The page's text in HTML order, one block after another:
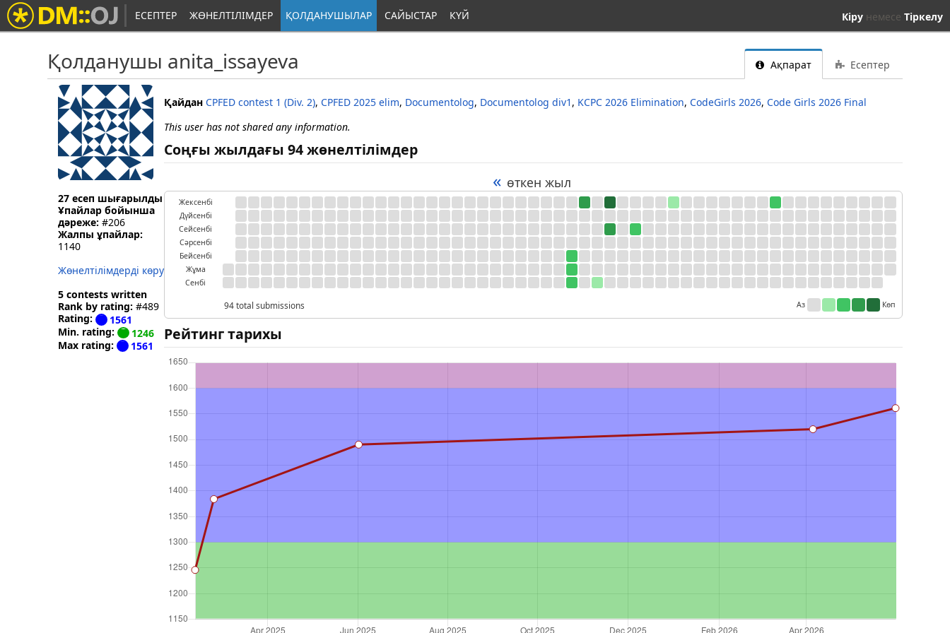
ЕСЕПТЕР ЖӨНЕЛТІЛІМДЕР ҚОЛДАНУШЫЛАР САЙЫСТАР КҮЙ Кіру немесе Тіркелу
Қолданушы anita_issayeva Ақпарат Есептер
27 есеп шығарылды
Ұпайлар бойынша
дәреже: #206
Жалпы ұпайлар:
1140
Жөнелтілімдерді көру
5 contests written
Rank by rating: #489
Rating:
1561
Min. rating:
1246
Max rating:
1561
Қайдан CPFED contest 1 (Div. 2), CPFED 2025 elim, Documentolog, Documentolog div1 , KCPC 2026 Elimination, CodeGirls 2026, Code Girls 2026 Final
This user has not shared any information.
Соңғы жылдағы 94 жөнелтілімдер
« өткен жыл
Жексенбі
Дүйсенбі
Сейсенбі
Сәрсенбі
Бейсенбі
Жұма
Сенбі
94 total submissions Аз Көп
Рейтинг тарихы